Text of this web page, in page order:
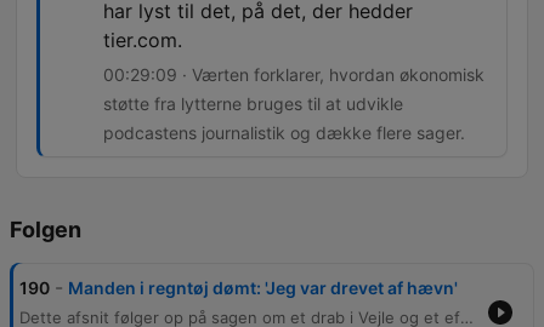
har lyst til det, på det, der hedder
tier.com.
00:29:09 · Værten forklarer, hvordan økonomisk
støtte fra lytterne bruges til at udvikle
podcastens journalistik og dække flere sager.
Folgen
190 - Manden i regntøj dømt: 'Jeg var drevet af hævn'
Dette afsnit følger op på sagen om et drab i Vejle og et efterfølgende drabforsøg i Vinding, hvor gerningsmandens diagnose af paranoid skizofreni belyses. Episoden gennemgår desuden detaljerne i et voldeligt overfald på et ungt par på en landejendom samt forbindelsen til et drab i Mølholm. Værten efterlyser desuden information om en mand i psykiatriens søgelys og kvinder, der er blevet chikaneret af 'manden på den sorte cykel', samt opfordrer til økonomisk støtte til podcasten.